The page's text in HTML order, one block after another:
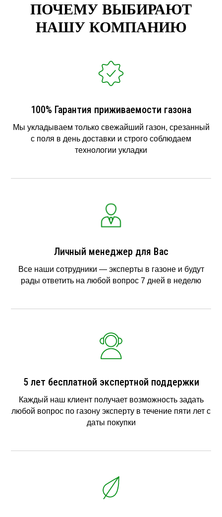
ПОЧЕМУ ВЫБИРАЮТ
НАШУ КОМПАНИЮ
100% Гарантия приживаемости газона
Мы укладываем только свежайший газон, срезанный
с поля в день доставки и строго соблюдаем
технологии укладки
Личный менеджер для Вас
Все наши сотрудники — эксперты в газоне и будут
рады ответить на любой вопрос 7 дней в неделю
5 лет бесплатной экспертной поддержки
Каждый наш клиент получает возможность задать
любой вопрос по газону эксперту в течение пяти лет с
даты покупки